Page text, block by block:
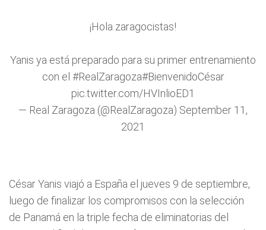
¡Hola zaragocistas!
Yanis ya está preparado para su primer entrenamiento
con el #RealZaragoza#BienvenidoCésar
pic.twitter.com/HVInlioED1
— Real Zaragoza (@RealZaragoza) September 11,
2021
César Yanis viajó a España el jueves 9 de septiembre,
luego de finalizar los compromisos con la selección
de Panamá en la triple fecha de eliminatorias del